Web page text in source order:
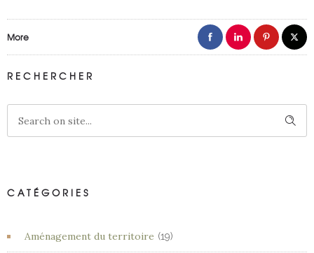
More
RECHERCHER
CATÉGORIES
Aménagement du territoire (19)